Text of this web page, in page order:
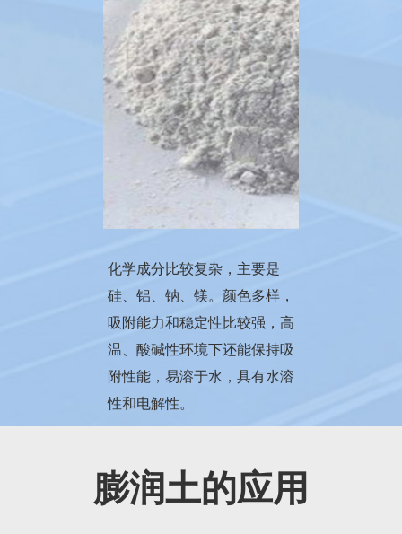
化学成分比较复杂，主要是
硅、铝、钠、镁。颜色多样，
吸附能力和稳定性比较强，高
温、酸碱性环境下还能保持吸
附性能，易溶于水，具有水溶
性和电解性。
膨润土的应用